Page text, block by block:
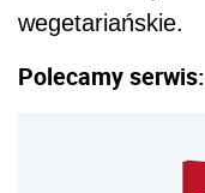
wegetariańskie.
Polecamy serwis: